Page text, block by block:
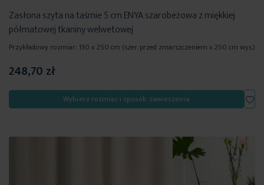
Zasłona szyta na taśmie 5 cm ENYA szarobeżowa z miękkiej
półmatowej tkaniny welwetowej
Przykładowy rozmiar: 130 x 250 cm (szer. przed zmarszczeniem x 250 cm wys.)
248,70 zł
Wybierz rozmiar i sposób zawieszenia